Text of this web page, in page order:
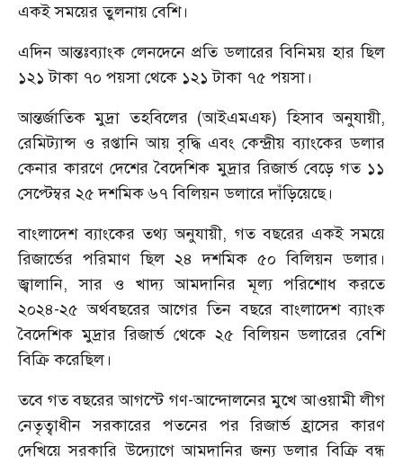
একই সময়ের তুলনায় বেশি।
এদিন আন্তঃব্যাংক লেনদেনে প্রতি ডলারের বিনিময় হার ছিল
১২১ টাকা ৭০ পয়সা থেকে ১২১ টাকা ৭৫ পয়সা।
আন্তর্জাতিক মুদ্রা তহবিলের (আইএমএফ) হিসাব অনুযায়ী,
রেমিট্যান্স ও রপ্তানি আয় বৃদ্ধি এবং কেন্দ্রীয় ব্যাংকের ডলার
কেনার কারণে দেশের বৈদেশিক মুদ্রার রিজার্ভ বেড়ে গত ১১
সেপ্টেম্বর ২৫ দশমিক ৬৭ বিলিয়ন ডলারে দাঁড়িয়েছে।
বাংলাদেশ ব্যাংকের তথ্য অনুযায়ী, গত বছরের একই সময়ে
রিজার্ভের পরিমাণ ছিল ২৪ দশমিক ৫০ বিলিয়ন ডলার।
জ্বালানি, সার ও খাদ্য আমদানির মূল্য পরিশোধ করতে
২০২৪-২৫ অর্থবছরের আগের তিন বছরে বাংলাদেশ ব্যাংক
বৈদেশিক মুদ্রার রিজার্ভ থেকে ২৫ বিলিয়ন ডলারের বেশি
বিক্রি করেছিল।
তবে গত বছরের আগস্টে গণ-আন্দোলনের মুখে আওয়ামী লীগ
নেতৃত্বাধীন সরকারের পতনের পর রিজার্ভ হ্রাসের কারণ
দেখিয়ে সরকারি উদ্যোগে আমদানির জন্য ডলার বিক্রি বন্ধ